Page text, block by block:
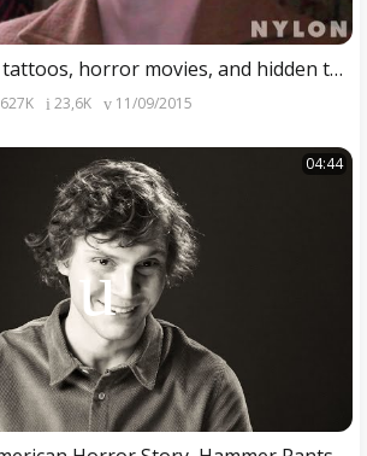
Evan Peters talks tattoos, horror movies, and hidden talents for Nylon Magazine
627K 23,6K 11/09/2015
04:44